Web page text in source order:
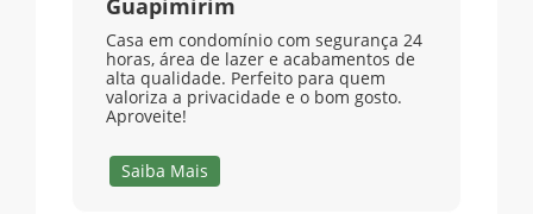
Guapimirim
Casa em condomínio com segurança 24
horas, área de lazer e acabamentos de
alta qualidade. Perfeito para quem
valoriza a privacidade e o bom gosto.
Aproveite!
Saiba Mais